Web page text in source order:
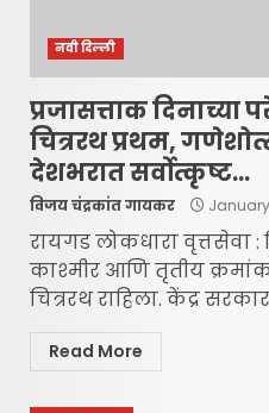
नवी दिल्ली
प्रजासत्ताक दिनाच्या
चित्ररथ प्रथम,
देशभरात सर्वोत्कृष्ट…
विजय चंद्रकांत गायकर
रायगड लोकधारा वृत्तसेवा :
काश्मीर आणि तृतीय
चित्ररथ राहिला. केंद्र
Read More